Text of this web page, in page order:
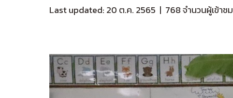
Last updated: 20 ต.ค. 2565 | 768 จำนวนผู้เข้าชม